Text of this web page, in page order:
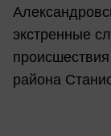
экстренные
района